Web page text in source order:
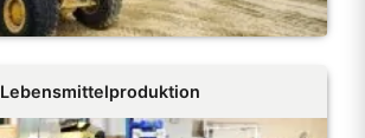
Lebensmittelproduktion